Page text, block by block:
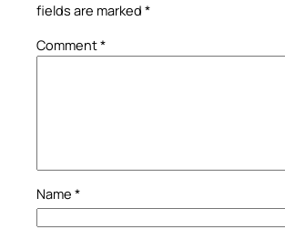
fields are marked *
Comment*
Name *